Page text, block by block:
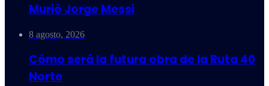
Murió Jorge Messi
8 agosto, 2026
Cómo será la futura obra de la Ruta 40
Norte